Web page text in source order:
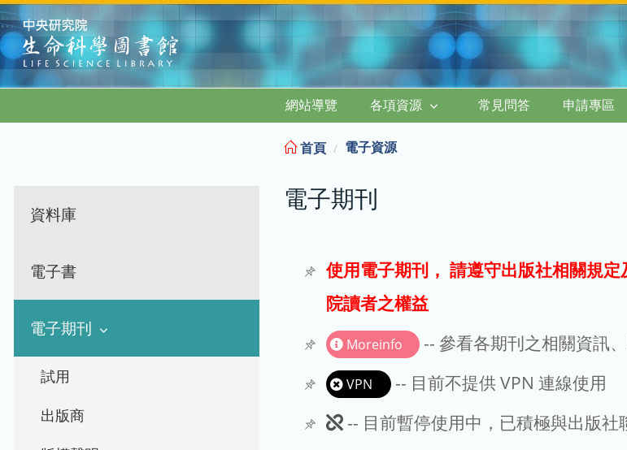
:::
網站導覽 各項資源 常見問答 申請專區
資料庫
電子書
電子期刊
試用
出版商
首頁 電子資源
電子期刊
使用電子期刊， 請遵守出版社相關規
院讀者之權益
Moreinfo -- 參看各期刊之相關資訊
VPN
-- 目前不提供 VPN 連線使用
此
-- 目前暫停使用中，已積極與出版社